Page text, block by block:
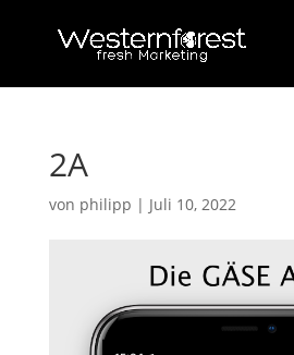
2A
von philipp | Juli 10, 2022